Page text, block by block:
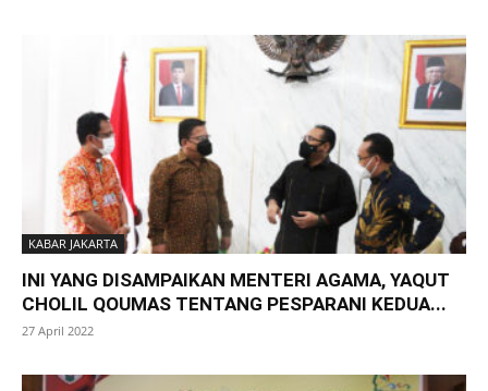
KABAR JAKARTA
INI YANG DISAMPAIKAN MENTERI AGAMA, YAQUT
CHOLIL QOUMAS TENTANG PESPARANI KEDUA...
27 April 2022